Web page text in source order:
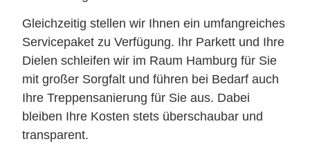
Gleichzeitig stellen wir Ihnen ein umfangreiches
Servicepaket zu Verfügung. Ihr Parkett und Ihre
Dielen schleifen wir im Raum Hamburg für Sie
mit großer Sorgfalt und führen bei Bedarf auch
Ihre Treppensanierung für Sie aus. Dabei
bleiben Ihre Kosten stets überschaubar und
transparent.